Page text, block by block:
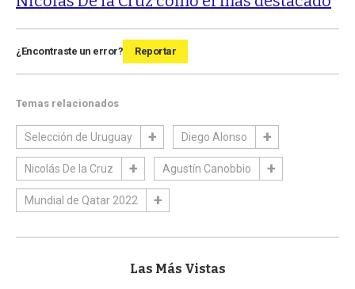
¿Encontraste un error? Reportar
Temas relacionados
Selección de Uruguay Diego Alonso
Nicolás De la Cruz Agustín Canobbio
Mundial de Qatar 2022
Las Más Vistas